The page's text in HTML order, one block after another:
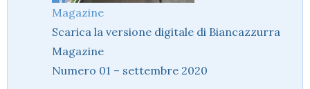
Magazine
Scarica la versione digitale di Biancazzurra
Magazine
Numero 01 – settembre 2020